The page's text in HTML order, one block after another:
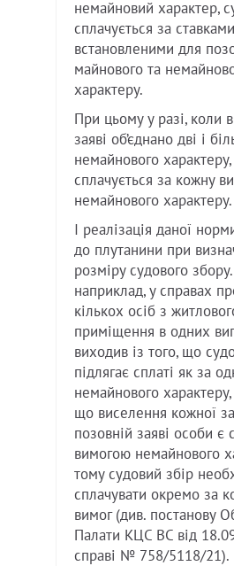
немайновий характер,
сплачується за
встановленими для
майнового та
характеру.
При цьому у разі, коли
заяві об’єднано дві і
немайнового
сплачується за кожну
немайнового характеру.
І реалізація даної
до плутанини при
розміру судового збору.
наприклад, у справах
кількох осіб з
приміщення в одних
виходив із того, що
підлягає сплаті як за
немайнового
що виселення кожної
позовній заяві особи є
вимогою немайнового
тому судовий збір
сплачувати окремо за
вимог (див. постанову
Палати КЦС ВС від
справі № 758/5118/21).